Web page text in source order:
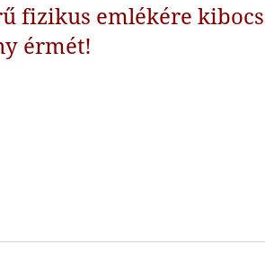
fizikus emlékére
érmét!